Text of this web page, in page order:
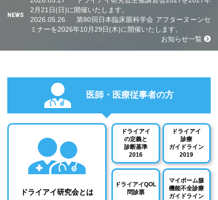
NEWS
2月21日(日)に開催いたします。
2026.05.26
第80回日本臨床眼科学会 アフターヌーンセ
ミナーを2026年10月29日(木)に開催いたします。
お知らせ一覧
医師・医療従事者の方
ドライアイ研究会とは
ドライアイ
の定義と
診断基準
2016
ドライアイ
診療
ガイドライン
2019
ドライアイQOL
問診票
マイボーム腺
機能不全診療
ガイドライン